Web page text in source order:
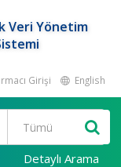
Veri Yönetim
Girişi English
Detaylı Arama